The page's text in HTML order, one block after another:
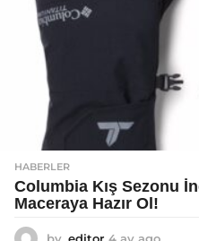
HABERLER
Columbia Kış Sezonu
Maceraya Hazır Ol!